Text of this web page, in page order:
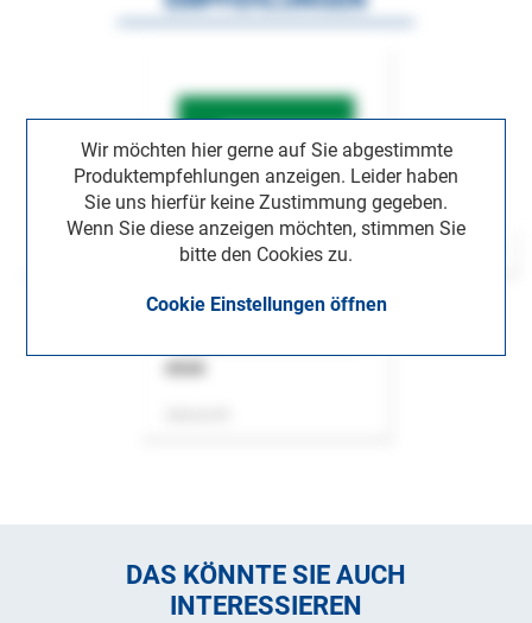
Wir möchten hier gerne auf Sie abgestimmte
Produktempfehlungen anzeigen. Leider haben
Sie uns hierfür keine Zustimmung gegeben.
Wenn Sie diese anzeigen möchten, stimmen Sie
bitte den Cookies zu.
Cookie Einstellungen öffnen
DAS KÖNNTE SIE AUCH
INTERESSIEREN